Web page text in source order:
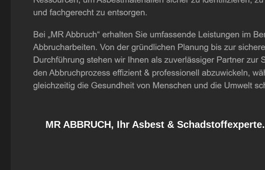
MR ABBRUCH, Ihr Asbest & Schadstoffexperte.